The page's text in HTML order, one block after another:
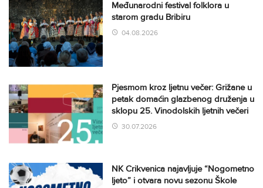
Međunarodni festival folklora u
starom gradu Bribiru
04.08.2026
Pjesmom kroz ljetnu večer: Grižane u
petak domaćin glazbenog druženja u
sklopu 25. Vinodolskih ljetnih večeri
30.07.2026
NK Crikvenica najavljuje “Nogometno
ljeto” i otvara novu sezonu Škole